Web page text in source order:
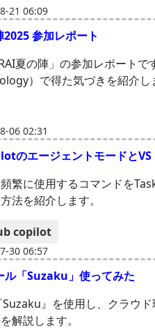
21 06:09
参加レポート
夏の陣」の参加レポート
）で得た気づきを紹介し
06 02:31
のエージェントモードと
繁に使用するコマンドを
法を紹介します。
copilot
30 06:57
ル「Suzaku」使ってみた
Suzaku』を使用し、クラウ
解説します。